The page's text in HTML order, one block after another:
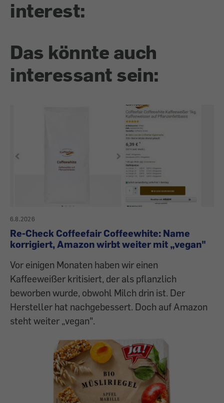
interest:
Das könnte auch
interessant sein:
6.8.2026
Re-Check Coffeefair Coffeewhite: Name
korrigiert, Amazon wirbt weiter mit „vegan"
Vor einigen Monaten haben wir einen
Kaffeeweißer kritisiert, der als pflanzlich
beworben wurde, obwohl Milch drin ist. Der
Hersteller hat nachgebessert. Doch auf Amazon
steht weiter „vegan".